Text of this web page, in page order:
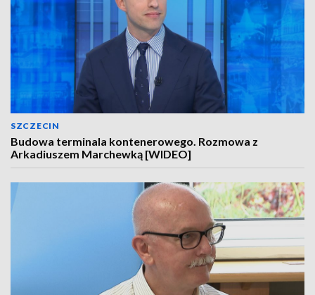
SZCZECIN
Budowa terminala kontenerowego. Rozmowa z
Arkadiuszem Marchewką [WIDEO]